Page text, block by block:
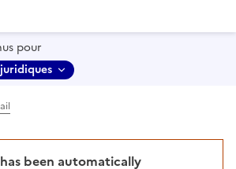
pour